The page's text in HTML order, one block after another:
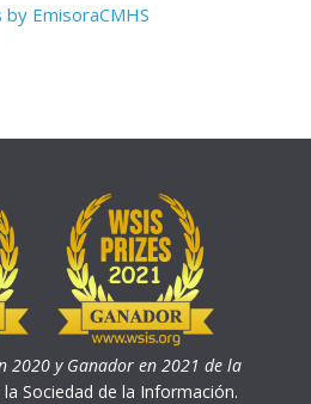
EmisoraCMHS
2020 y Ganador en 2021 de la
Sociedad de la Información.